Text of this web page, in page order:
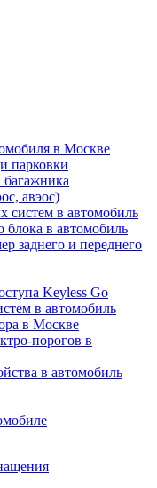
в Москве
парковки
багажника
авэос)
систем в автомобиль
блока в автомобиль
заднего и переднего
Keyless Go
в автомобиль
в Москве
порогов в
в автомобиль